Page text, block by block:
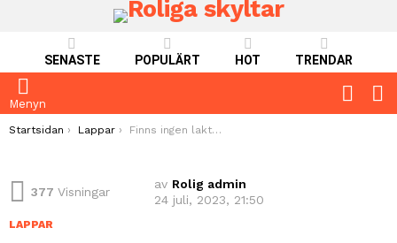
SENASTE POPULÄRT HOT TRENDAR
Menyn
You are here:
Startsidan Lappar Finns ingen laktosfri mjölk!
377 Visningar
av Rolig admin
24 juli, 2023, 21:50
LAPPAR